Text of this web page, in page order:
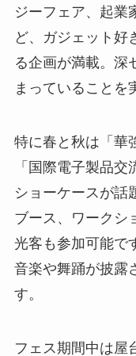
ジーフェア、起業
ど、ガジェット好
る企画が満載。深
まっていることを
特に春と秋は「華
「国際電子製品
ショーケースが話
ブース、ワークシ
光客も参加可能で
音楽や舞踊が披露
す。
フェス期間中は屋